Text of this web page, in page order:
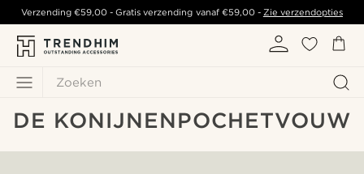
Zoeken
Verzending€59,00 - Gratis verzending vanaf €59,00- Zie verzendopties
DE KONIJNENPOCHETVOUW